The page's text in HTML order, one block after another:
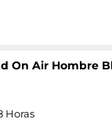
On Air Hombre
Horas